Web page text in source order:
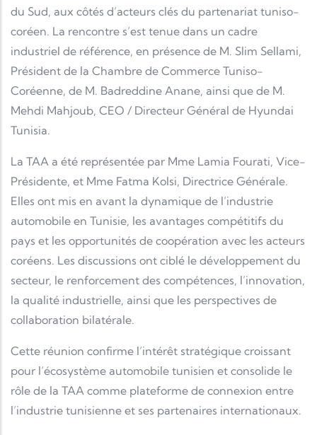
du Sud, aux côtés d’acteurs clés du partenariat tuniso-
coréen. La rencontre s’est tenue dans un cadre
industriel de référence, en présence de M. Slim Sellami,
Président de la Chambre de Commerce Tuniso-
Coréenne, de M. Badreddine Anane, ainsi que de M.
Mehdi Mahjoub, CEO / Directeur Général de Hyundai
Tunisia.
La TAA a été représentée par Mme Lamia Fourati, Vice-
Présidente, et Mme Fatma Kolsi, Directrice Générale.
Elles ont mis en avant la dynamique de l’industrie
automobile en Tunisie, les avantages compétitifs du
pays et les opportunités de coopération avec les acteurs
coréens. Les discussions ont ciblé le développement du
secteur, le renforcement des compétences, l’innovation,
la qualité industrielle, ainsi que les perspectives de
collaboration bilatérale.
Cette réunion confirme l’intérêt stratégique croissant
pour l’écosystème automobile tunisien et consolide le
rôle de la TAA comme plateforme de connexion entre
l’industrie tunisienne et ses partenaires internationaux.